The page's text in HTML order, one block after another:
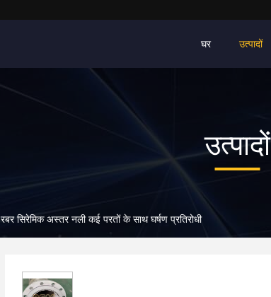
घर उत्पादों
उत्पादों
रबर सिरेमिक अस्तर नली कई परतों के साथ घर्षण प्रतिरोधी